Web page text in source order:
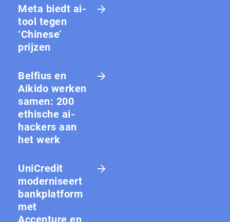
Meta biedt ai-
tool tegen
‘Chinese’
prijzen
Belfius en
Aikido werken
samen: 200
ethische ai-
hackers aan
het werk
UniCredit
moderniseert
bankplatform
met
Accenture en